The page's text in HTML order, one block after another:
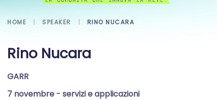
HOME SPEAKER RINO NUCARA
Rino Nucara
GARR
7 novembre - servizi e applicazioni